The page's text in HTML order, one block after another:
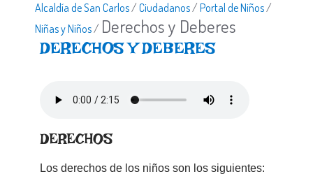
Alcaldía de San Carlos/ Ciudadanos/ Portal de Niños/
Niñas y Niños/ Derechos y Deberes
DERECHOS Y DEBERES
​DERECHOS
Los derechos de los niños son los siguientes: